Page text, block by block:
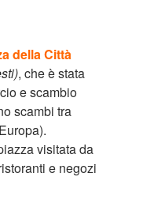
della Città
, che è stata
e scambio
scambi tra
visitata da
e negozi